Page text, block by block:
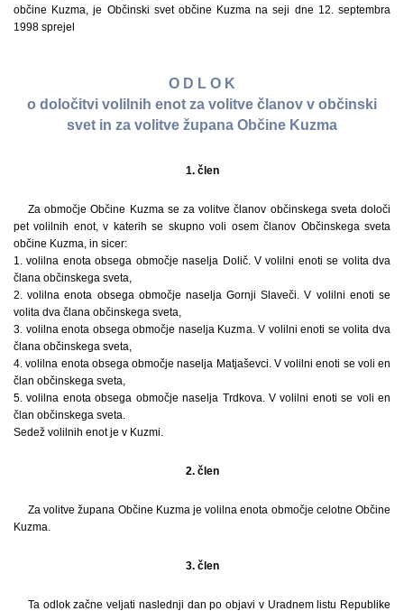
občine Kuzma, je Občinski svet občine Kuzma na seji dne 12. septembra
1998 sprejel
O D L O K
o določitvi volilnih enot za volitve članov v občinski
svet in za volitve župana Občine Kuzma
1. člen
Za območje Občine Kuzma se za volitve članov občinskega sveta določi
pet volilnih enot, v katerih se skupno voli osem članov Občinskega sveta
občine Kuzma, in sicer:
1. volilna enota obsega območje naselja Dolič. V volilni enoti se volita dva
člana občinskega sveta,
2. volilna enota obsega območje naselja Gornji Slaveči. V volilni enoti se
volita dva člana občinskega sveta,
3. volilna enota obsega območje naselja Kuzma. V volilni enoti se volita dva
člana občinskega sveta,
4. volilna enota obsega območje naselja Matjaševci. V volilni enoti se voli en
član občinskega sveta,
5. volilna enota obsega območje naselja Trdkova. V volilni enoti se voli en
član občinskega sveta.
Sedež volilnih enot je v Kuzmi.
2. člen
Za volitve župana Občine Kuzma je volilna enota območje celotne Občine
Kuzma.
3. člen
Ta odlok začne veljati naslednji dan po objavi v Uradnem listu Republike